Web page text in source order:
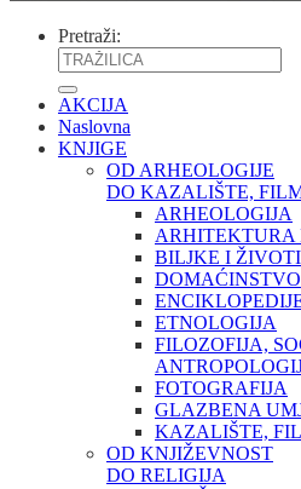
Pretraži:
AKCIJA
Naslovna
KNJIGE
OD ARHEOLOGIJE
DO KAZALIŠTE,
ARHEOLOGIJA
BILJKE I
DOMAĆINSTVO
ETNOLOGIJA
FILOZOFIJA,
FOTOGRAFIJA
GLAZBENA
KAZALIŠTE,
OD KNJIŽEVNOST
DO RELIGIJA